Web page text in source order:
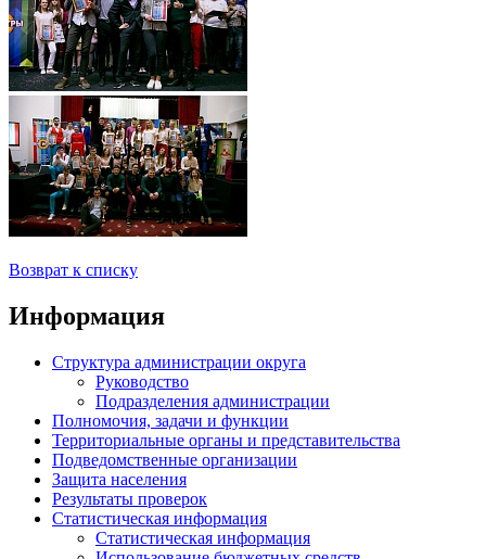
Возврат к списку
Информация
Структура администрации округа
Руководство
Подразделения администрации
Полномочия, задачи и функции
Территориальные органы и представительства
Подведомственные организации
Защита населения
Результаты проверок
Статистическая информация
Статистическая информация